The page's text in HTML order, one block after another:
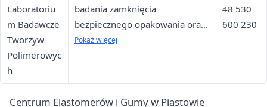
Laboratoriu
m Badawcze
Tworzyw
Polimerowyc
h
badania zamknięcia
bezpiecznego opakowania oraz
właściwości termicznych
Pokaż więcej
48 530
600 230
Centrum Elastomerów i Gumy w Piastowie